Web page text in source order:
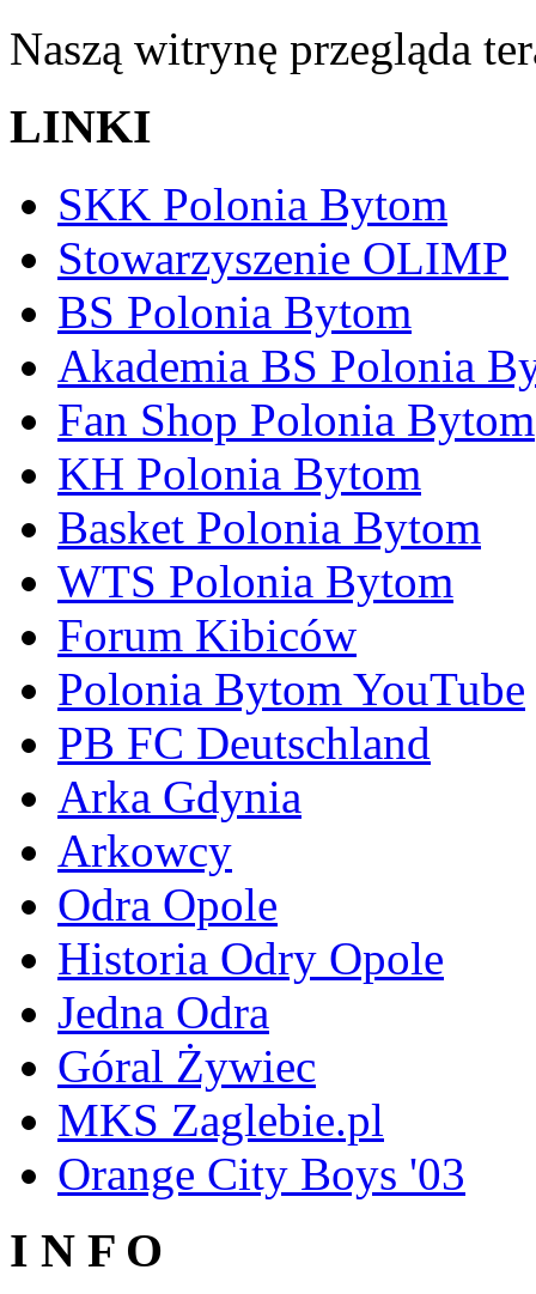
Naszą witrynę przegląda
LINKI
SKK Polonia Bytom
Stowarzyszenie OLIMP
BS Polonia Bytom
Akademia BS Polonia
Fan Shop Polonia Bytom
KH Polonia Bytom
Basket Polonia Bytom
WTS Polonia Bytom
Forum Kibiców
Polonia Bytom YouTube
PB FC Deutschland
Arka Gdynia
Arkowcy
Odra Opole
Historia Odry Opole
Jedna Odra
Góral Żywiec
MKS Zaglebie.pl
Orange City Boys '03
I N F O